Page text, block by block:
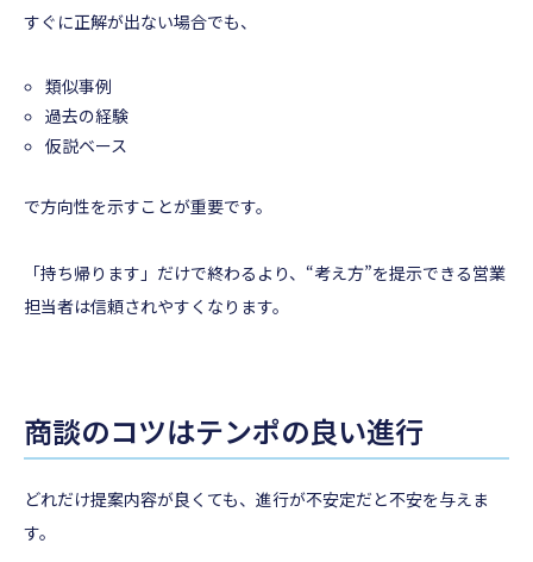
すぐに正解が出ない場合でも、
類似事例
過去の経験
仮説ベース
で方向性を示すことが重要です。
「持ち帰ります」だけで終わるより、“考え方”を提示できる営業
担当者は信頼されやすくなります。
商談のコツはテンポの良い進行
どれだけ提案内容が良くても、進行が不安定だと不安を与えま
す。